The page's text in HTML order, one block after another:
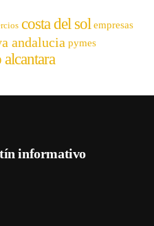
costa del sol empresas
andalucia pymes
alcantara
informativo